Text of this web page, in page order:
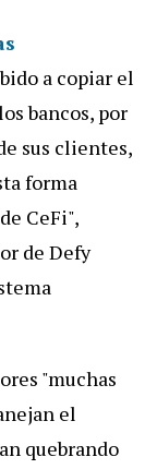
a copiar el
bancos, por
sus clientes,
forma
CeFi",
de Defy
"muchas
el
quebrando